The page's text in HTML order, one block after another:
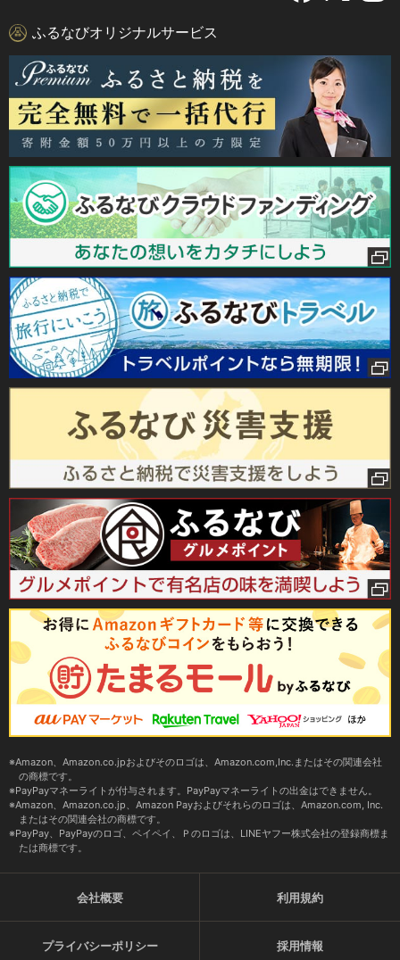
ふるなびオリジナルサービス
Amazon、Amazon.co.jpおよびそのロゴは、Amazon.com,Inc.またはその関連会社
の商標です。
PayPayマネーライトが付与されます。PayPayマネーライトの出金はできません。
Amazon、Amazon.co.jp、Amazon Payおよびそれらのロゴは、Amazon.com, Inc.
またはその関連会社の商標です。
PayPay、PayPayのロゴ、ペイペイ、Ｐのロゴは、LINEヤフー株式会社の登録商標ま
たは商標です。
会社概要 利用規約
プライバシーポリシー 採用情報